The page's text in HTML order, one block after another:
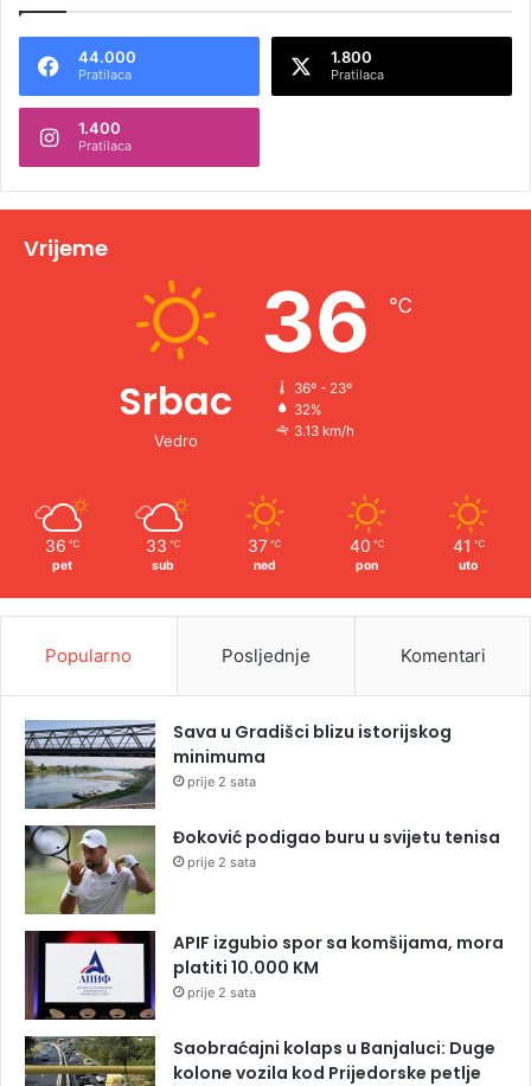
n
t
v
44.000
Pratilaca
1.800
Pratilaca
1.400
Pratilaca
Vrijeme
Srbac
Vedro
36 ℃
36º - 23º
32%
3.13 km/h
36 ℃
pet
33 ℃
sub
37 ℃
ned
40 ℃
pon
41 ℃
uto
Popularno Posljednje Komentari
Sava u Gradišci blizu istorijskog
minimuma
prije 2 sata
Đoković podigao buru u svijetu tenisa
prije 2 sata
APIF izgubio spor sa komšijama, mora
platiti 10.000 KM
prije 2 sata
Saobraćajni kolaps u Banjaluci: Duge
kolone vozila kod Prijedorske petlje